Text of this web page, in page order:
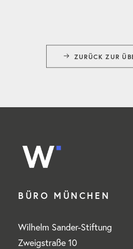
ZURÜCK ZUR
BÜRO MÜNCHEN
Wilhelm Sander-Stiftung
Zweigstraße 10